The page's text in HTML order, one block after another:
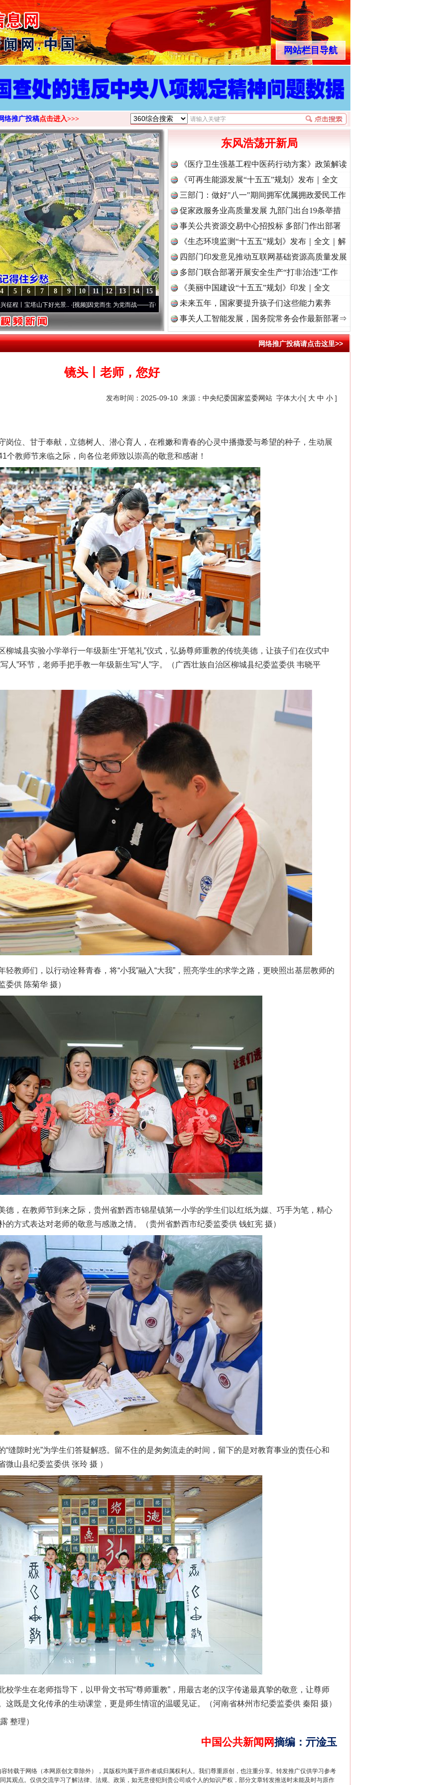
>
网站栏目导航
络推广投稿点击进入>>>
15
14
13
12
11
10
9
8
7
6
5
4
下好光景..·[视频]因党而生 为党而战——百年“纪”事⑧加强纪律..·[视频]牢记初心使命 奋进复兴征程丨“转折之城”激荡..·[视频]牢记初心使命 奋进复兴征程丨红船起航处
东风浩荡开新局
《医疗卫生强基工程中医药行动方案》政策解读
《可再生能源发展“十五五”规划》发布｜全文
三部门：做好"八一"期间拥军优属拥政爱民工作
促家政服务业高质量发展 九部门出台19条举措
事关公共资源交易中心招投标 多部门作出部署
《生态环境监测“十五五”规划》发布｜全文｜解
读
四部门印发意见推动互联网基础资源高质量发展
多部门联合部署开展安全生产“打非治违”工作
《美丽中国建设“十五五”规划》印发｜全文
未来五年，国家要提升孩子们这些能力素养
事关人工智能发展，国务院常务会作最新部署⇒
网络推广投稿请点击这里>>
镜头丨老师，您好
发布时间：2025-09-10 来源： 中央纪委国家监委网站 字体大小[ 大 中 小 ]
、甘于奉献，立德树人、潜心育人，在稚嫩和青春的心灵中播撒爱与希望的种子，生动展
个教师节来临之际，向各位老师致以崇高的敬意和感谢！
县实验小学举行一年级新生“开笔礼”仪式，弘扬尊师重教的传统美德，让孩子们在仪式中
人”环节，老师手把手教一年级新生写“人”字。（广西壮族自治区柳城县纪委监委供 韦晓平
师们，以行动诠释青春，将“小我”融入“大我”，照亮学生的求学之路，更映照出基层教师的
委供 陈菊华 摄）
在教师节到来之际，贵州省黔西市锦星镇第一小学的学生们以红纸为媒、巧手为笔，精心
的方式表达对老师的敬意与感激之情。（贵州省黔西市纪委监委供 钱虹宪 摄）
隙时光”为学生们答疑解惑。留不住的是匆匆流走的时间，留下的是对教育事业的责任心和
山县纪委监委供 张玲 摄 ）
生在老师指导下，以甲骨文书写“尊师重教”，用最古老的汉字传递最真挚的敬意，让尊师
这既是文化传承的生动课堂，更是师生情谊的温暖见证。（河南省林州市纪委监委供 秦阳 摄）
整理）
中国公共新闻网摘编 ： 亓淦玉
转载于网络（本网原创文章除外），其版权均属于原作者或归属权利人。我们尊重原创，也注重分享。转发推广仅供学习参考
其观点。仅供交流学习了解法律、法规、政策，如无意侵犯到贵公司或个人的知识产权，部分文章转发推送时未能及时与原作
茶叶“炒上天”
“神药”背后的真相
谢谢有你温暖了四季